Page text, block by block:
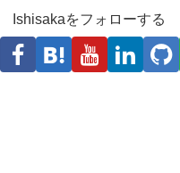
Ishisakaをフォローする